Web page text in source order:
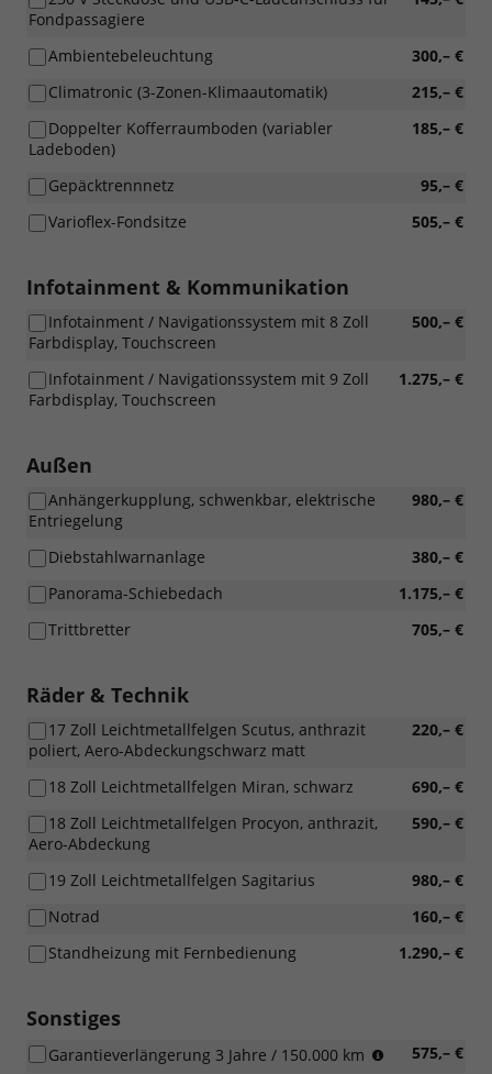
Fondpassagiere
300,– €
Ambientebeleuchtung
215,– €
Climatronic (3-Zonen-Klimaautomatik)
185,– €
Doppelter Kofferraumboden (variabler
Ladeboden)
95,– €
Gepäcktrennnetz
505,– €
Varioflex-Fondsitze
Infotainment & Kommunikation
500,– €
Infotainment / Navigationssystem mit 8 Zoll
Farbdisplay, Touchscreen
1.275,– €
Infotainment / Navigationssystem mit 9 Zoll
Farbdisplay, Touchscreen
Außen
980,– €
Anhängerkupplung, schwenkbar, elektrische
Entriegelung
380,– €
Diebstahlwarnanlage
1.175,– €
Panorama-Schiebedach
705,– €
Trittbretter
Räder & Technik
220,– €
17 Zoll Leichtmetallfelgen Scutus, anthrazit
poliert, Aero-Abdeckungschwarz matt
690,– €
18 Zoll Leichtmetallfelgen Miran, schwarz
590,– €
18 Zoll Leichtmetallfelgen Procyon, anthrazit,
Aero-Abdeckung
980,– €
19 Zoll Leichtmetallfelgen Sagitarius
160,– €
Notrad
1.290,– €
Standheizung mit Fernbedienung
Sonstiges
575,– €
Garantieverlängerung 3 Jahre / 150.000 km
(was